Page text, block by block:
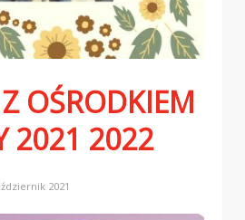
OŚRODKIEM
2021 2022
2021